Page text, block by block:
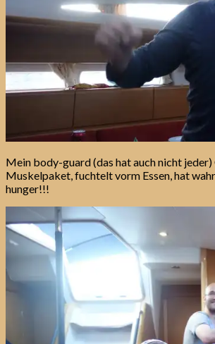
Mein body-guard (das hat auch nicht jeder)
Muskelpaket, fuchtelt vorm Essen, hat
hunger!!!